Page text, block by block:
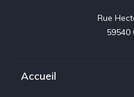
Rue
59540
Accueil